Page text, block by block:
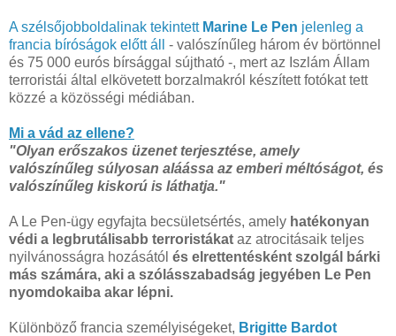
A szélsőjobboldalinak tekintett Marine Le Pen jelenleg a
francia bíróságok előtt áll
- valószínűleg három év börtönnel
és 75 000 eurós bírsággal sújtható -, mert az Iszlám Állam
terroristái által elkövetett borzalmakról készített fotókat tett
közzé a közösségi médiában.
Mi a vád az ellene?
"Olyan erőszakos üzenet terjesztése, amely
valószínűleg súlyosan aláássa az emberi méltóságot, és
valószínűleg kiskorú is láthatja."
A Le Pen-ügy egyfajta becsületsértés, amely hatékonyan
védi a legbrutálisabb terroristákat az atrocitásaik teljes
nyilvánosságra hozásától és elrettentésként szolgál bárki
más számára, aki a szólásszabadság jegyében Le Pen
nyomdokaiba akar lépni.
Különböző francia személyiségeket, Brigitte Bardot